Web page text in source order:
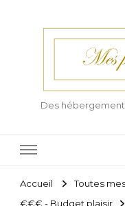
Des
Accueil Toutes
€€€ - Budget plaisir